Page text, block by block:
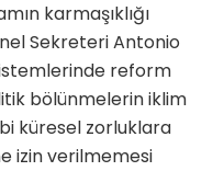
karmaşıklığı
Sekreteri Antonio
reform
bölünmelerin iklim
küresel zorluklara
izin verilmemesi